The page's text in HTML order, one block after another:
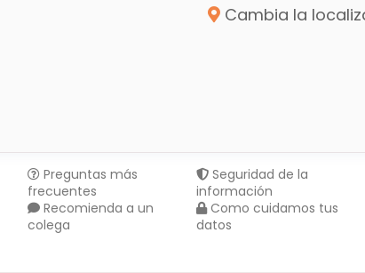
Cambia la
Preguntas más
frecuentes
Recomienda a un
colega
Seguridad de la
información
Como cuidamos tus
datos